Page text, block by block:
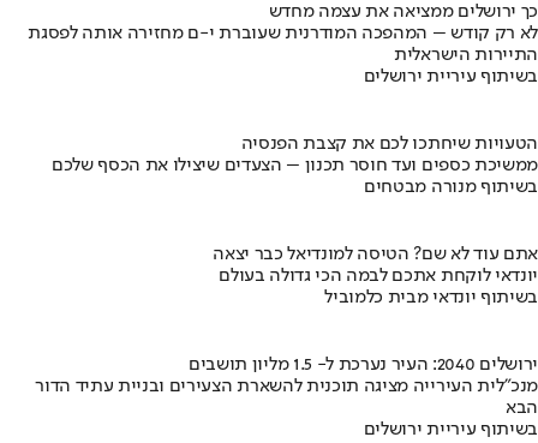
כך ירושלים ממציאה את עצמה מחדש
לא רק קודש – המהפכה המודרנית שעוברת י-ם מחזירה אותה לפסגת
התיירות הישראלית
בשיתוף עיריית ירושלים
הטעויות שיחתכו לכם את קצבת הפנסיה
ממשיכת כספים ועד חוסר תכנון – הצעדים שיצילו את הכסף שלכם
בשיתוף מנורה מבטחים
אתם עוד לא שם? הטיסה למונדיאל כבר יצאה
יונדאי לוקחת אתכם לבמה הכי גדולה בעולם
בשיתוף יונדאי מבית כלמוביל
ירושלים 2040: העיר נערכת ל- 1.5 מליון תושבים
מנכ"לית העירייה מציגה תוכנית להשארת הצעירים ובניית עתיד הדור
הבא
בשיתוף עיריית ירושלים